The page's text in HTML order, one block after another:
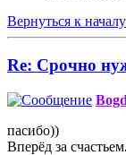
Вернуться к началу
Re: Срочно
пасибо))
Вперёд за